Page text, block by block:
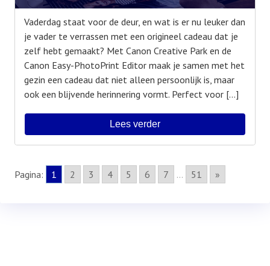
Vaderdag staat voor de deur, en wat is er nu leuker dan
je vader te verrassen met een origineel cadeau dat je
zelf hebt gemaakt? Met Canon Creative Park en de
Canon Easy-PhotoPrint Editor maak je samen met het
gezin een cadeau dat niet alleen persoonlijk is, maar
ook een blijvende herinnering vormt. Perfect voor […]
Lees verder
Pagina: 1 2 3 4 5 6 7 ... 51 »